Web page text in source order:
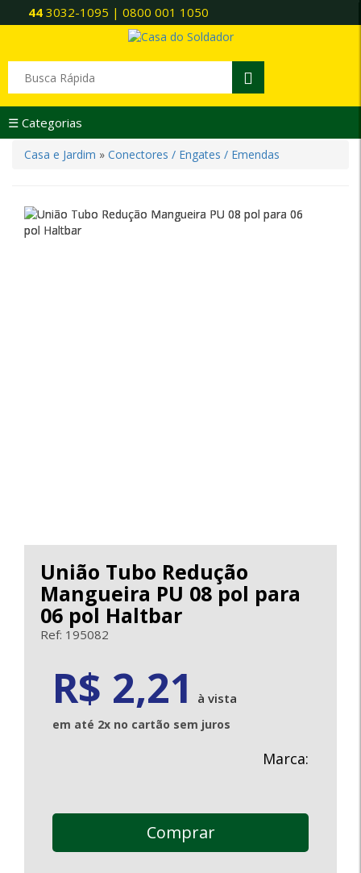
44 3032-1095 | 0800 001 1050
☰ Categorias
Casa e Jardim » Conectores / Engates / Emendas
União Tubo Redução
Mangueira PU 08 pol para
06 pol Haltbar
Ref: 195082
R$ 2,21 à vista
em até 2x no cartão sem juros
Marca:
Comprar